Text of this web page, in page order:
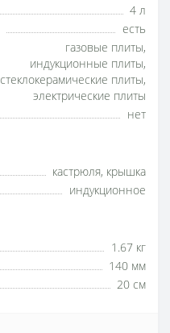
4 л
есть
газовые плиты,
индукционные плиты,
стеклокерамические плиты,
электрические плиты
нет
кастрюля, крышка
индукционное
1.67 кг
140 мм
20 см